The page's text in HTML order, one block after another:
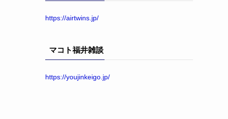
https://airtwins.jp/
マコト福井雑談
https://youjinkeigo.jp/